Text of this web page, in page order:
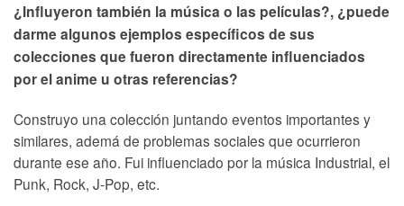
¿Influyeron también la música o las películas?, ¿puede
darme algunos ejemplos específicos de sus
colecciones que fueron directamente influenciados
por el anime u otras referencias?
Construyo una colección juntando eventos importantes y
similares, ademá de problemas sociales que ocurrieron
durante ese año. Fui influenciado por la música Industrial, el
Punk, Rock, J-Pop, etc.